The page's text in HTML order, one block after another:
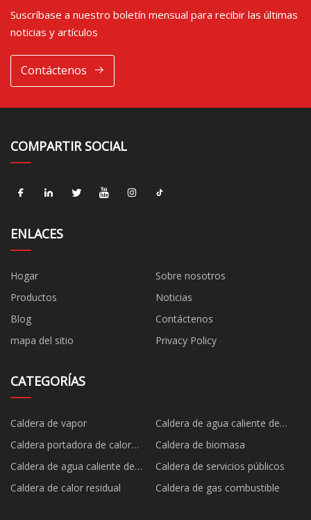
Suscríbase a nuestro boletín mensual para recibir las últimas
noticias y artículos
Contáctenos
COMPARTIR SOCIAL
ENLACES
Hogar
Sobre nosotros
Productos
Noticias
Blog
Contáctenos
mapa del sitio
Privacy Policy
CATEGORÍAS
Caldera de vapor
Caldera de agua caliente de
vapor de combustible
Caldera portadora de calor
orgánico
Caldera de biomasa
Caldera de agua caliente de
vapor de biomasa
Caldera de servicios públicos
Caldera de calor residual
Caldera de gas combustible